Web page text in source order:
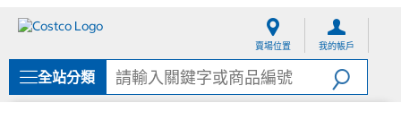
單
賣場位置 我的帳戶
全站分類